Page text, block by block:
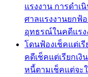
แรงงาน การดำ
ศาลแรงงานยกฟ้
อุทธรณ์ในคดีแรง
โดนฟ้องเช็คแต่เรี
คดีเช็คแต่เรียกเงิ
หนี้ตามเช็คแต่จะ